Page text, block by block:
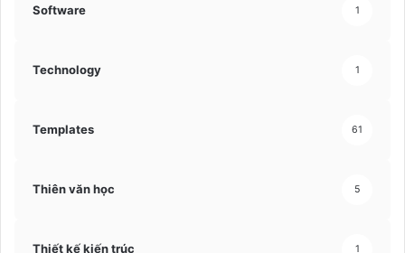
Software 1
Technology 1
Templates 61
Thiên văn học 5
Thiết kế kiến trúc 1